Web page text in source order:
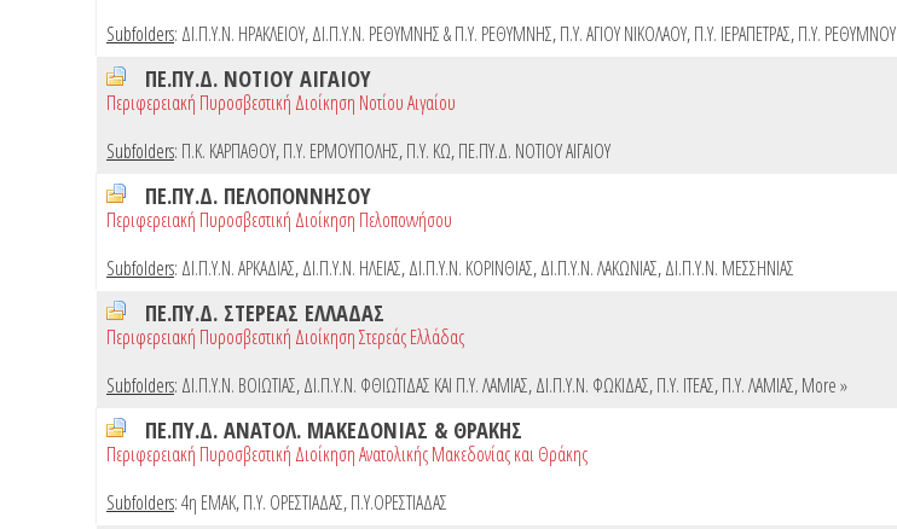
Subfolders: ΔΙ.Π.Υ.Ν. ΗΡΑΚΛΕΙΟΥ,ΔΙ.Π.Υ.Ν. ΡΕΘΥΜΝΗΣ & Π.Υ. ΡΕΘΥΜΝΗΣ,Π.Υ. ΑΓΙΟΥ ΝΙΚΟΛΑΟΥ,Π.Υ. ΙΕΡΑΠΕΤΡΑΣ,Π.Υ. ΡΕΘΥΜΝΟΥ
ΠΕ.ΠΥ.Δ. ΝΟΤΙΟΥ ΑΙΓΑΙΟΥ
Περιφερειακή Πυροσβεστική Διοίκηση Νοτίου Αιγαίου
Subfolders: Π.Κ. ΚΑΡΠΑΘΟΥ,Π.Υ. ΕΡΜΟΥΠΟΛΗΣ,Π.Υ. ΚΩ,ΠΕ.ΠΥ.Δ. ΝΟΤΙΟΥ ΑΙΓΑΙΟΥ
ΠΕ.ΠΥ.Δ. ΠΕΛΟΠΟΝΝΗΣΟΥ
Περιφερειακή Πυροσβεστική Διοίκηση Πελοποννήσου
Subfolders: ΔΙ.Π.Υ.Ν. ΑΡΚΑΔΙΑΣ,ΔΙ.Π.Υ.Ν. ΗΛΕΙΑΣ,ΔΙ.Π.Υ.Ν. ΚΟΡΙΝΘΙΑΣ,ΔΙ.Π.Υ.Ν. ΛΑΚΩΝΙΑΣ,ΔΙ.Π.Υ.Ν. ΜΕΣΣΗΝΙΑΣ
ΠΕ.ΠΥ.Δ. ΣΤΕΡΕΑΣ ΕΛΛΑΔΑΣ
Περιφερειακή Πυροσβεστική Διοίκηση Στερεάς Ελλάδας
Subfolders: ΔΙ.Π.Υ.Ν. ΒΟΙΩΤΙΑΣ,ΔΙ.Π.Υ.Ν. ΦΘΙΩΤΙΔΑΣ ΚΑΙ Π.Υ. ΛΑΜΙΑΣ,ΔΙ.Π.Υ.Ν. ΦΩΚΙΔΑΣ,Π.Υ. ΙΤΕΑΣ,Π.Υ. ΛΑΜΙΑΣ,More »
ΠΕ.ΠΥ.Δ. ΑΝΑΤΟΛ. ΜΑΚΕΔΟΝΙΑΣ & ΘΡΑΚΗΣ
Περιφερειακή Πυροσβεστική Διοίκηση Ανατολικής Μακεδονίας και Θράκης
Subfolders:4η ΕΜΑΚ,Π.Υ. ΟΡΕΣΤΙΑΔΑΣ,Π.Υ.ΟΡΕΣΤΙΑΔΑΣ